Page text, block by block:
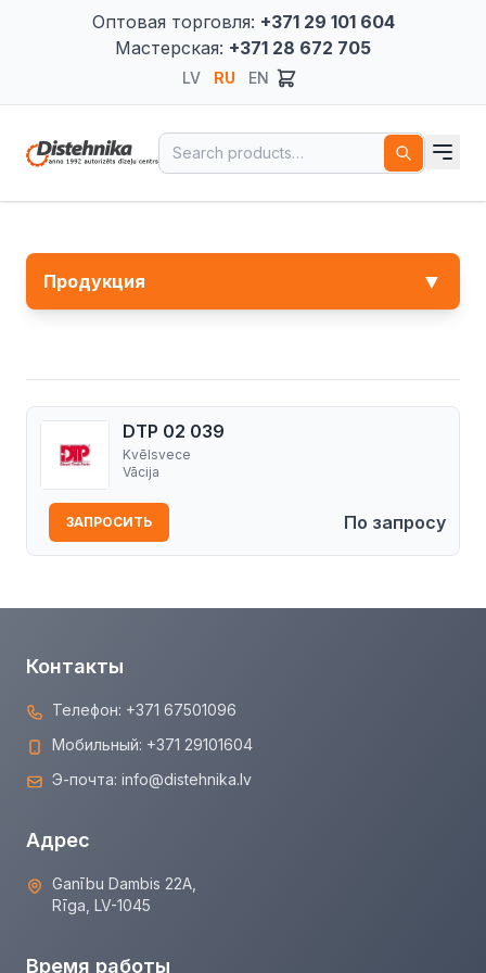
Оптовая торговля: +371 29 101 604
Мастерская: +371 28 672 705
LV RU EN
Search for:
Продукция ▼
DTP 02 039
Kvēlsvece
Vācija
По запросу
ЗАПРОСИТЬ
Контакты
Телефон: +371 67501096
Мобильный: +371 29101604
Э-почта: info@distehnika.lv
Адрес
Ganību Dambis 22A,
Rīga, LV-1045
Время работы